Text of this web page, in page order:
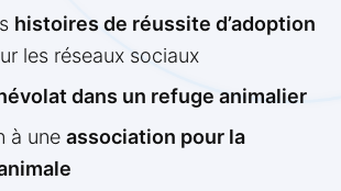
histoires de réussite d’adoption
les réseaux sociaux
dans un refuge animalier
à une association pour la